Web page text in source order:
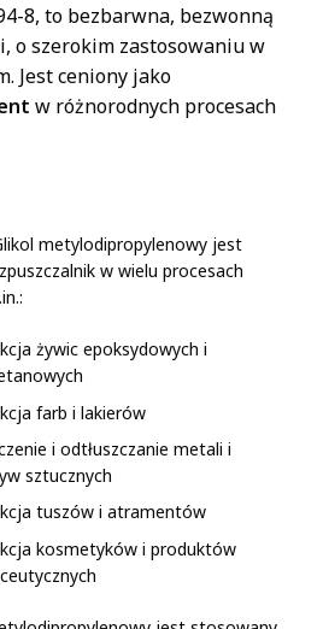
8, to bezbarwna, bezwonną
o szerokim zastosowaniu w
Jest ceniony jako
w różnorodnych procesach
metylodipropylenowy jest
w wielu procesach
żywic epoksydowych i
farb i lakierów
i odtłuszczanie metali i
sztucznych
tuszów i atramentów
kosmetyków i produktów